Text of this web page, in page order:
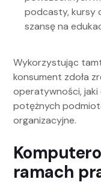
podcasty, kursy
szansę na
Wykorzystując
konsument zdoła
operatywności, jaki
potężnych
organizacyjne.
ramach